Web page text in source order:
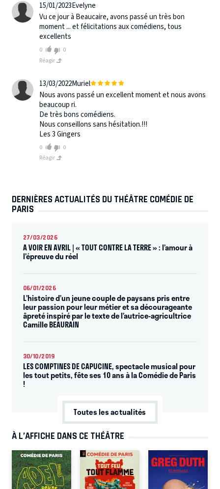
15/01/2023Evelyne
Vu ce jour à Beaucaire, avons passé un très bon
moment ... et félicitations aux comédiens, tous
excellents
0
0
Réagir
13/03/2022Muriel
Nous avons passé un excellent moment et nous avons
beaucoup ri.
De très bons comédiens.
Nous conseillons sans hésitation.!!!
Les 3 Gingers
0
0
Réagir
DERNIÈRES ACTUALITÉS DU THÉÂTRE COMÉDIE DE
PARIS
27/03/2026
A VOIR EN AVRIL | « TOUT CONTRE LA TERRE » : l’amour à
l’épreuve du réel
06/01/2026
L’histoire d’un jeune couple de paysans pris entre
leur passion pour leur métier et sa décourageante
âpreté inspiré par le texte de l’autrice-agricultrice
Camille BEAURAIN
30/10/2019
LES COMPTINES DE CAPUCINE, spectacle musical pour
les tout petits, fête ses 10 ans à la Comédie de Paris
!
Toutes les actualités
À L’AFFICHE DANS CE THÉÂTRE